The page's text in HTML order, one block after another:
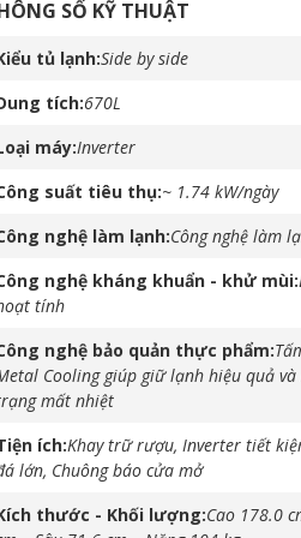
SỐ KỸ THUẬT
tủ lạnh Side by side
tích 670L
máy Inverter
suất tiêu thụ ~ 1.74 kW/ngày
nghệ làm lạnh Công nghệ làm
nghệ kháng khuẩn - khử mùi
tính
nghệ bảo quản thực phẩm
Cooling giúp giữ lạnh hiệu quả
mất nhiệt
ích Khay trữ rượu, Inverter tiết
lớn, Chuông báo cửa mở
thước - Khối lượng Cao 178.0